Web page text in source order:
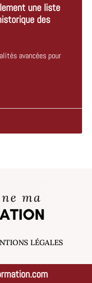
une liste
des
avancées pour
LÉGALES